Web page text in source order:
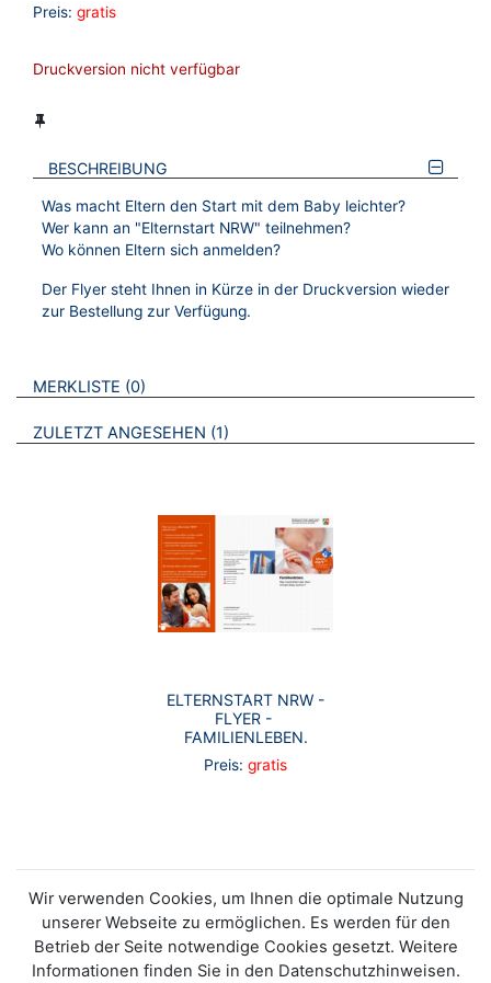
Preis: gratis
Druckversion nicht verfügbar
BESCHREIBUNG
Was macht Eltern den Start mit dem Baby leichter?
Wer kann an "Elternstart NRW" teilnehmen?
Wo können Eltern sich anmelden?
Der Flyer steht Ihnen in Kürze in der Druckversion wieder
zur Bestellung zur Verfügung.
VERWEISE AUF VERMERKTE- ODER ZULETZT ANGESEHENE
MERKLISTE 0 BROSCHÜREN
ZULETZT ANGESEHEN 1 BROSCHÜREN
ELTERNSTART NRW -
FLYER - ​
FAMILIENLEBEN.
Preis: gratis
Wir verwenden Cookies, um Ihnen die optimale Nutzung
unserer Webseite zu ermöglichen. Es werden für den
Betrieb der Seite notwendige Cookies gesetzt. Weitere
Informationen finden Sie in den Datenschutzhinweisen.